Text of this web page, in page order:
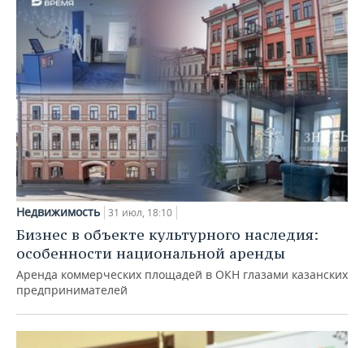
Недвижимость 31 июл, 18:10
Бизнес в объекте культурного наследия:
особенности национальной аренды
Аренда коммерческих площадей в ОКН глазами казанских
предпринимателей